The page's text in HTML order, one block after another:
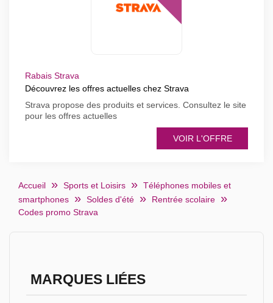
Rabais Strava
Découvrez les offres actuelles chez Strava
Strava propose des produits et services. Consultez le site
pour les offres actuelles
VOIR L'OFFRE
Accueil Sports et Loisirs
Téléphones mobiles et
smartphones
Soldes d'été
Rentrée scolaire
Codes promo Strava
MARQUES LIÉES